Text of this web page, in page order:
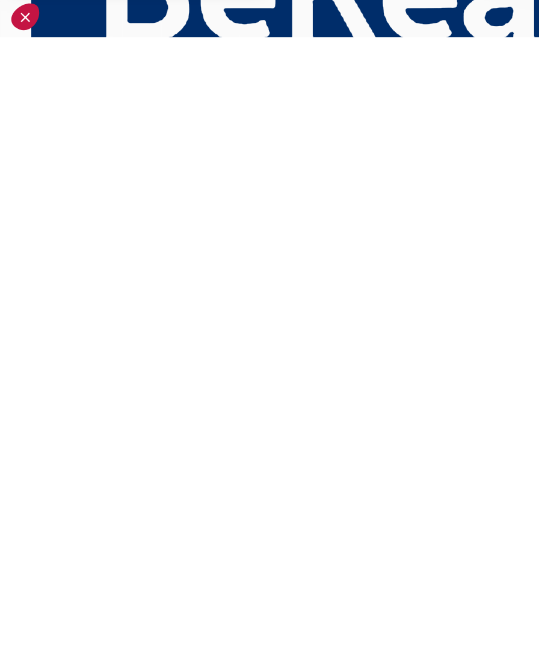
Plateforme de Gestion du Consentement : Personnalisez vos Options
Notre plateforme vous permet d'adapter et de gérer vos paramètres de confidentialité, en garantissant la conformité avec